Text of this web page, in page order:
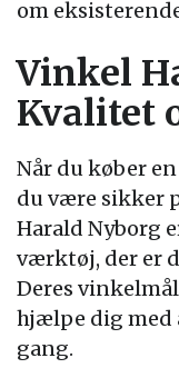
om
Vinkel
Kvalitet
Når du køber
du være sikker
Harald Nyborg
værktøj, der er
Deres
hjælpe dig med
gang.